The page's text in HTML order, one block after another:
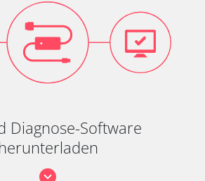
Diagnose-Software
herunterladen